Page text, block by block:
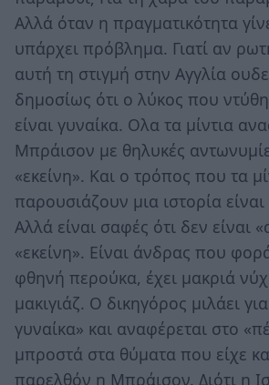
Αλλά όταν η πραγματικότητα
υπάρχει πρόβλημα. Γιατί αν
αυτή τη στιγμή στην Αγγλία
δημοσίως ότι ο λύκος που
είναι γυναίκα. Ολα τα μίντια
Μπράισον με θηλυκές
«εκείνη». Και ο τρόπος που τα
παρουσιάζουν μια ιστορία
Αλλά είναι σαφές ότι δεν είναι
«εκείνη». Είναι άνδρας που
φθηνή περούκα, έχει μακριά
μακιγιάζ. Ο δικηγόρος μιλάει
γυναίκα» και αναφέρεται στο
μπροστά στα θύματα που είχε
παρελθόν η Μπράισον. Διότι η